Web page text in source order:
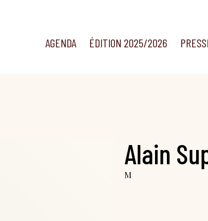
AGENDA ÉDITION 2025/2026
Alain
M